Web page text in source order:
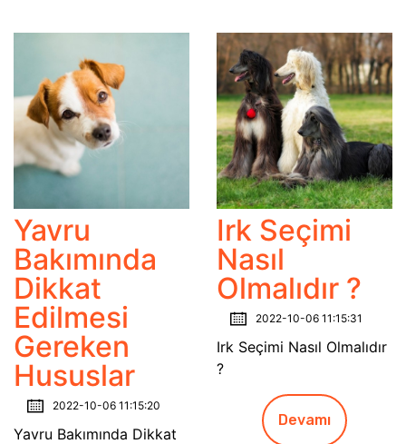
Yavru
Bakımında
Dikkat
Edilmesi
Gereken
Hususlar
2022-10-06 11:15:20
Yavru Bakımında Dikkat
Irk Seçimi
Nasıl
Olmalıdır ?
2022-10-06 11:15:31
Irk Seçimi Nasıl Olmalıdır
?
Devamı